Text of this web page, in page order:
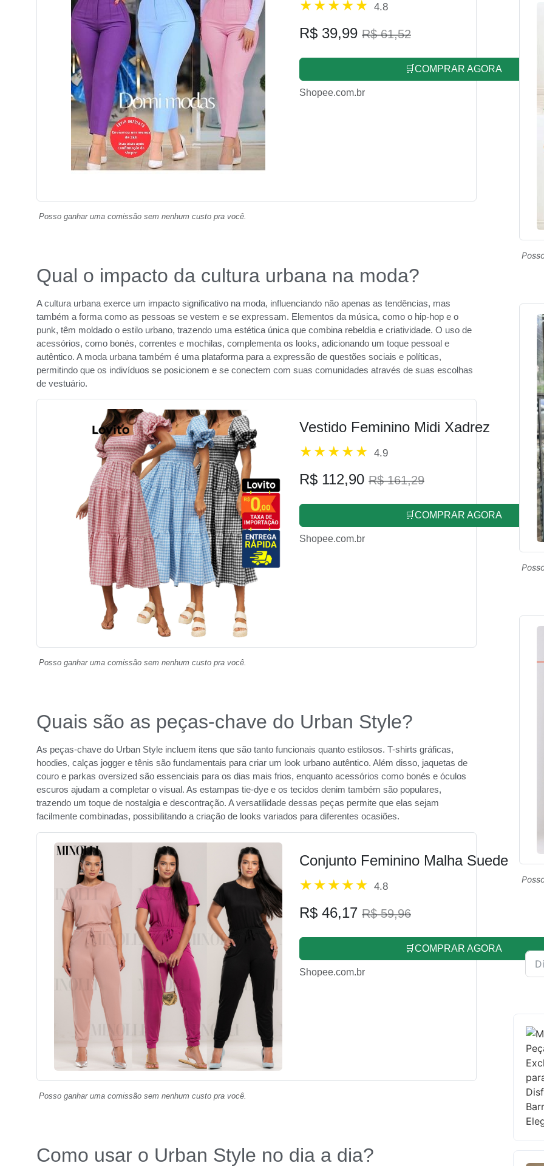
4.8
R$ 39,99 R$ 61,52
🛒COMPRAR AGORA
Shopee.com.br
Posso ganhar uma comissão sem nenhum custo pra você.
Qual o impacto da cultura urbana na moda?
A cultura urbana exerce um impacto significativo na moda, influenciando não apenas as tendências, mas
também a forma como as pessoas se vestem e se expressam. Elementos da música, como o hip-hop e o
punk, têm moldado o estilo urbano, trazendo uma estética única que combina rebeldia e criatividade. O uso de
acessórios, como bonés, correntes e mochilas, complementa os looks, adicionando um toque pessoal e
autêntico. A moda urbana também é uma plataforma para a expressão de questões sociais e políticas,
permitindo que os indivíduos se posicionem e se conectem com suas comunidades através de suas escolhas
de vestuário.
Vestido Feminino Midi Xadrez
4.9
R$ 112,90 R$ 161,29
🛒COMPRAR AGORA
Shopee.com.br
Posso ganhar uma comissão sem nenhum custo pra você.
Quais são as peças-chave do Urban Style?
As peças-chave do Urban Style incluem itens que são tanto funcionais quanto estilosos. T-shirts gráficas,
hoodies, calças jogger e tênis são fundamentais para criar um look urbano autêntico. Além disso, jaquetas de
couro e parkas oversized são essenciais para os dias mais frios, enquanto acessórios como bonés e óculos
escuros ajudam a completar o visual. As estampas tie-dye e os tecidos denim também são populares,
trazendo um toque de nostalgia e descontração. A versatilidade dessas peças permite que elas sejam
facilmente combinadas, possibilitando a criação de looks variados para diferentes ocasiões.
Conjunto Feminino Malha Suede
4.8
R$ 46,17 R$ 59,96
🛒COMPRAR AGORA
Shopee.com.br
Posso ganhar uma comissão sem nenhum custo pra você.
Como usar o Urban Style no dia a dia?